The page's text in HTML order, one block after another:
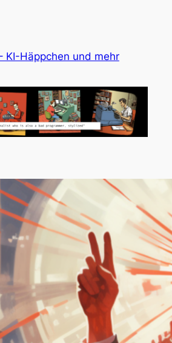
KI-Häppchen und mehr